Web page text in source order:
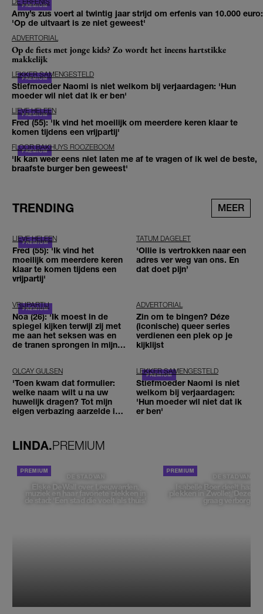
Amy’s zus voert al twintig jaar strijd om erfenis van 10.000 euro:
'Op de uitvaart is ze niet geweest'
ADVERTORIAL
Op de fiets met jonge kids? Zo wordt het ineens hartstikke
makkelijk
LEKKER SAMENGESTELD
Stiefmoeder Naomi is niet welkom bij verjaardagen: 'Hun
moeder wil niet dat ik er ben'
LIEVE HELEEN
Fred (55): 'Ik vind het moeilijk om meerdere keren klaar te
komen tijdens een vrijpartij'
FLOOR BAKHUYS ROOZEBOOM
'Ik kan weer eens niet laten me af te vragen of ik wel de beste,
braafste burger ben geweest'
TRENDING MEER
LIEVE HELEEN
Fred (55): 'Ik vind het
moeilijk om meerdere keren
klaar te komen tijdens een
vrijpartij'
TATUM DAGELET
'Ollie is vertrokken naar een
adres ver weg van ons. En
dat doet pijn’
VRIJPARTIJ
Noa (26): 'Ik moest in de
spiegel kijken terwijl zij met
me aan het seksen was en
de tranen sprongen in mijn
ADVERTORIAL
Zin om te bingen? Déze
(iconische) queer series
verdienen een plek op je
kijklijst
OLCAY GULSEN
'Toen kwam dat formulier:
welke naam wilt u na uw
huwelijk dragen? Tot mijn
eigen verbazing aarzelde ik
LEKKER SAMENGESTELD
Stiefmoeder Naomi is niet
welkom bij verjaardagen:
'Hun moeder wil niet dat ik
er ben'
LINDA.PREMIUM
DE STAD VAN
Elske DeWall over Leeuwarden,
muziek en haar favoriete plekken in
de stad: 'Een stad die voelt als thuis'
DE STAD VAN
Isabelle Boer deelt haar
plekken in Zwolle: 'Deze
graag verborgen'